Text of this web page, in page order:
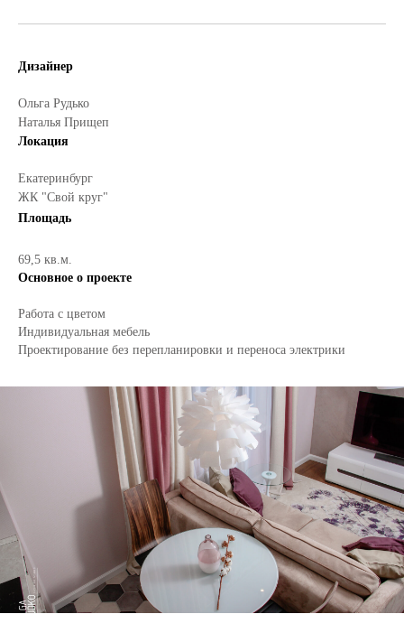
Дизайнер
Ольга Рудько
Наталья Прищеп
Локация
Екатеринбург
ЖК "Cвой круг"
Площадь
69,5 кв.м.
Основное о проекте
Работа с цветом
Индивидуальная мебель
Проектирование без перепланировки и переноса электрики